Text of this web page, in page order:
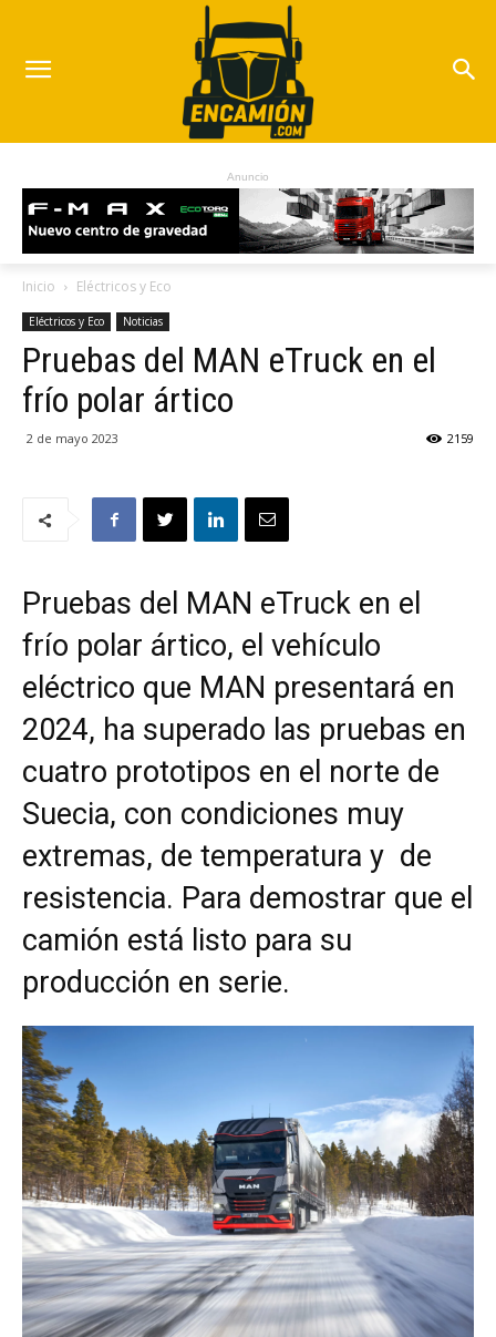
Anuncio
Inicio Eléctricos y Eco
Eléctricos y Eco Noticias
Pruebas del MAN eTruck en el
frío polar ártico
2 de mayo 2023 2159
Pruebas del MAN eTruck en el
frío polar ártico, el vehículo
eléctrico que MAN presentará en
2024, ha superado las pruebas en
cuatro prototipos en el norte de
Suecia, con condiciones muy
extremas, de temperatura y de
resistencia. Para demostrar que el
camión está listo para su
producción en serie.